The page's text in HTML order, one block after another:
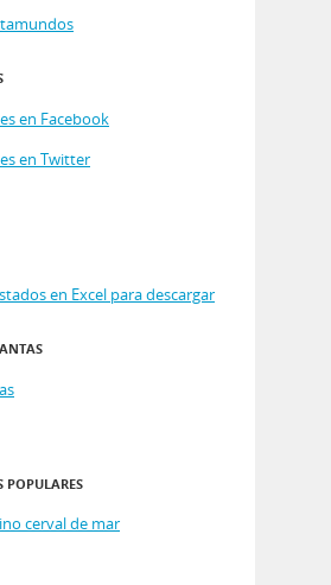
en Facebook
en Twitter
en Excel para descargar
POPULARES
cerval de mar